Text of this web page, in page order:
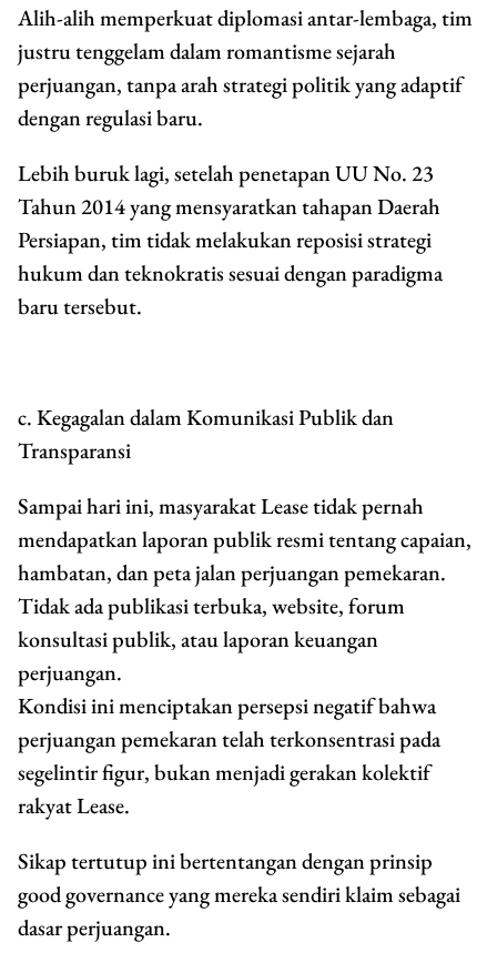
Alih-alih memperkuat diplomasi antar-lembaga, tim
justru tenggelam dalam romantisme sejarah
perjuangan, tanpa arah strategi politik yang adaptif
dengan regulasi baru.
Lebih buruk lagi, setelah penetapan UU No. 23
Tahun 2014 yang mensyaratkan tahapan Daerah
Persiapan, tim tidak melakukan reposisi strategi
hukum dan teknokratis sesuai dengan paradigma
baru tersebut.
c. Kegagalan dalam Komunikasi Publik dan
Transparansi
Sampai hari ini, masyarakat Lease tidak pernah
mendapatkan laporan publik resmi tentang capaian,
hambatan, dan peta jalan perjuangan pemekaran.
Tidak ada publikasi terbuka, website, forum
konsultasi publik, atau laporan keuangan
perjuangan.
Kondisi ini menciptakan persepsi negatif bahwa
perjuangan pemekaran telah terkonsentrasi pada
segelintir figur, bukan menjadi gerakan kolektif
rakyat Lease.
Sikap tertutup ini bertentangan dengan prinsip
good governance yang mereka sendiri klaim sebagai
dasar perjuangan.